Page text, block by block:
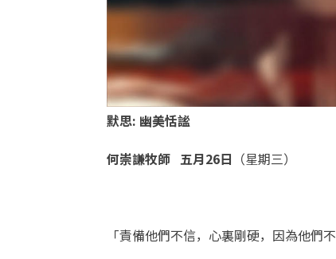
默思: 幽美恬謐
何崇謙牧師五月26日 （星期三）
「責備他們不信，心裏剛硬，因為他們